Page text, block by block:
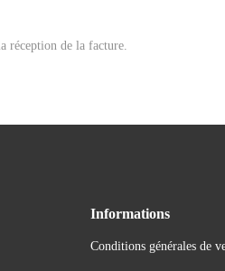
réception de la facture.
Informations
Conditions générales de